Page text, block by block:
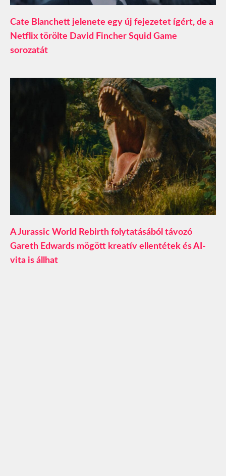
Cate Blanchett jelenete egy új fejezetet ígért, de a
Netflix törölte David Fincher Squid Game
sorozatát
A Jurassic World Rebirth folytatásából távozó
Gareth Edwards mögött kreatív ellentétek és AI-
vita is állhat